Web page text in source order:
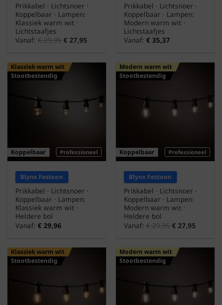
Prikkabel · Lichtsnoer ·
Koppelbaar · Lampen:
Klassiek warm wit ·
Lichtstaafjes
Vanaf:€29,95 € 27,95
Prikkabel · Lichtsnoer ·
Koppelbaar · Lampen:
Modern warm wit ·
Lichtstaafjes
Vanaf:€ 35,37
Professioneel
Klassiek warm wit
Stootbestendig
Koppelbaar
Blynx Festoon
Prikkabel · Lichtsnoer ·
Koppelbaar · Lampen:
Klassiek warm wit ·
Heldere bol
Vanaf:€ 29,96
Professioneel
Modern warm wit
Stootbestendig
Koppelbaar
Blynx Festoon
Prikkabel · Lichtsnoer ·
Koppelbaar · Lampen:
Modern warm wit ·
Heldere bol
Vanaf:€29,95 € 27,95
Klassiek warm wit
Stootbestendig
Modern warm wit
Stootbestendig